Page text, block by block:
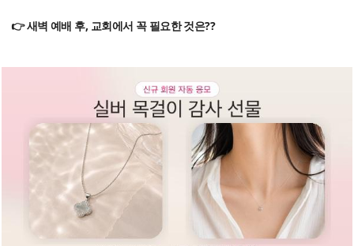
👉 새벽 예배 후, 교회에서 꼭 필요한 것은??